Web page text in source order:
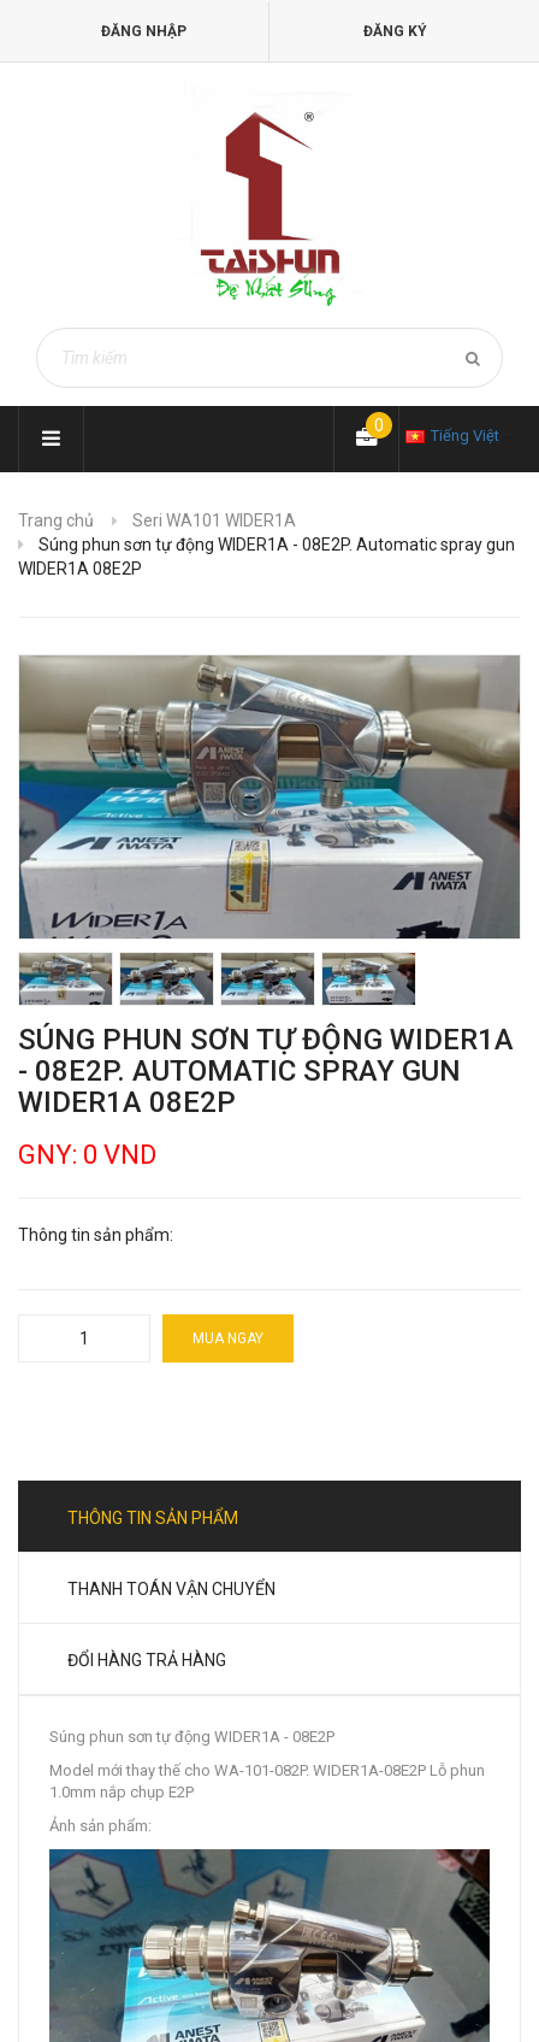
ĐĂNG NHẬP ĐĂNG KÝ
Tiếng Việt
0
Trang chủ
Seri WA101 WIDER1A
Súng phun sơn tự động WIDER1A - 08E2P. Automatic spray gun
WIDER1A 08E2P
SÚNG PHUN SƠN TỰ ĐỘNG WIDER1A
- 08E2P. AUTOMATIC SPRAY GUN
WIDER1A 08E2P
GNY: 0 VND
Thông tin sản phẩm:
MUA NGAY
THÔNG TIN SẢN PHẨM
THANH TOÁN VẬN CHUYỂN
ĐỔI HÀNG TRẢ HÀNG
Súng phun sơn tự động WIDER1A - 08E2P
Model mới thay thế cho WA-101-082P. WIDER1A-08E2P Lỗ phun
1.0mm nắp chụp E2P
Ảnh sản phẩm: